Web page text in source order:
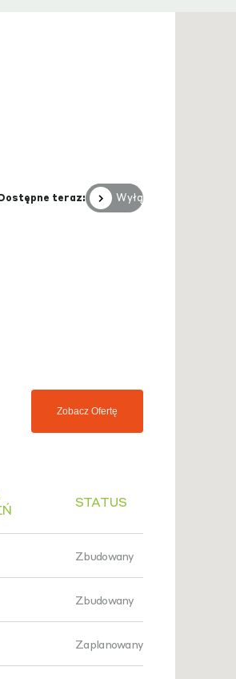
teraz: Wyłączony
Zobacz Ofertę
STATUS
Zbudowany
Zbudowany
Zaplanowany